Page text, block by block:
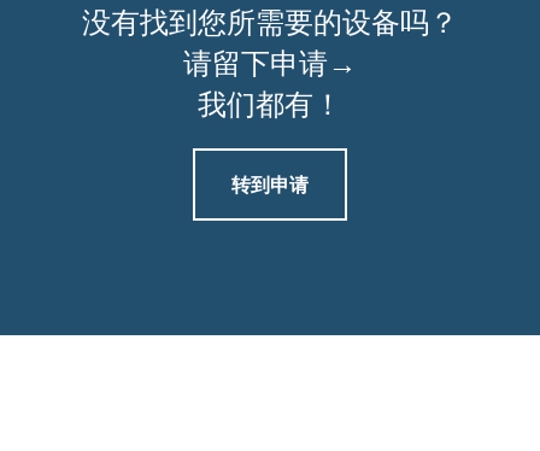
没有找到您所需要的设备吗？
请留下申请→
我们都有！
转到申请